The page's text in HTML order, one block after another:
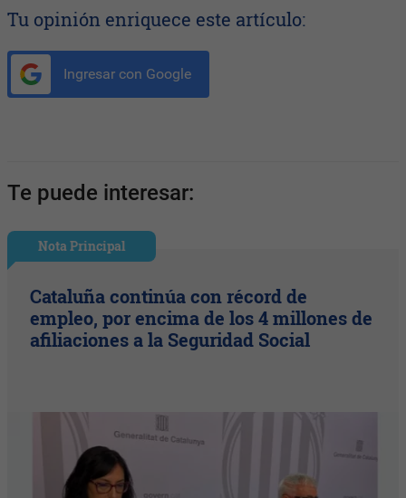
Tu opinión enriquece este artículo:
Ingresar con Google
Te puede interesar:
Nota Principal
Cataluña continúa con récord de
empleo, por encima de los 4 millones de
afiliaciones a la Seguridad Social